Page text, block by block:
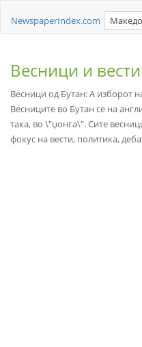
NewspaperIndex.com
Весници и
Весници од Бутан: А изборот
Весниците во Бутан се на
така, во \"џонга\". Сите
фокус на вести, политика,